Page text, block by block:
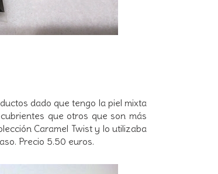
dado que tengo la piel mixta
que otros que son más
Caramel Twist y lo utilizaba
Precio 5.50 euros.